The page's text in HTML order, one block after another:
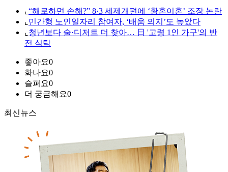
⌞ “해로하면 손해?” 8·3 세제개편에 ‘황혼이혼’ 조장 논란
⌞ 민간형 노인일자리 참여자, ‘배움 의지’도 높았다
⌞ 청년보다 술·디저트 더 찾아… 日 '고령 1인 가구'의 반
전 식탁
좋아요0
화나요0
슬퍼요0
더 궁금해요0
최신뉴스